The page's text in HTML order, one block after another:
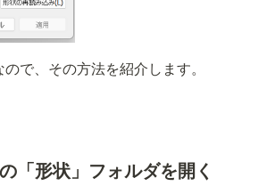
で、その方法を紹介します。
「形状」フォルダを開く